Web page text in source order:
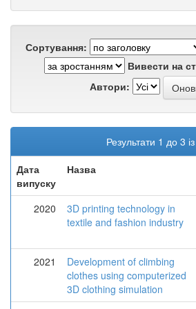
Сортування:
Вивести на
Автори:
Результати 1 до 3
Дата
випуску
Назва
2020
3D printing technology in
textile and fashion industry
2021
Development of climbing
clothes using computerized
3D clothing simulation